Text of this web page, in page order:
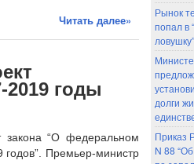
Читать далее»
годы
закона “О федеральном
Премьер-министр
Рынок
попал в
ловушку”
долги
Приказ
N 88